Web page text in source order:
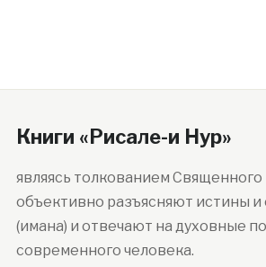
Книги «Рисале-и Нур»
являясь толкованием Священного
объективно разъясняют истины
(имана) и отвечают на духовные
современного человека.